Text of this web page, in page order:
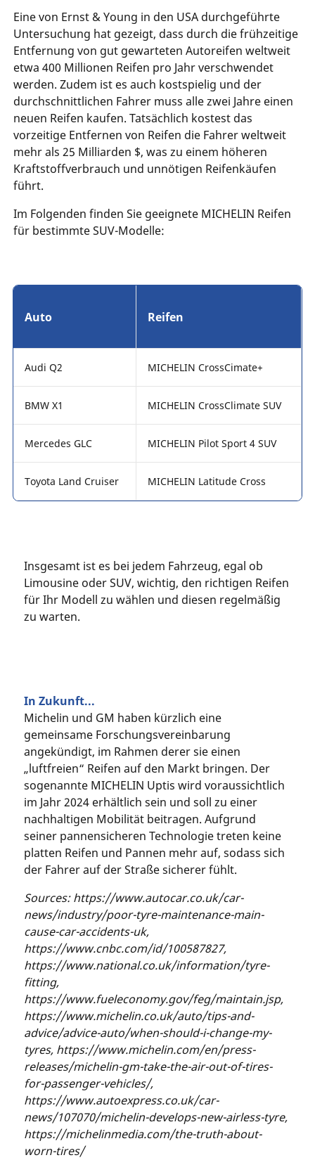
Eine von Ernst & Young in den USA durchgeführte
Untersuchung hat gezeigt, dass durch die frühzeitige
Entfernung von gut gewarteten Autoreifen weltweit
etwa 400 Millionen Reifen pro Jahr verschwendet
werden. Zudem ist es auch kostspielig und der
durchschnittlichen Fahrer muss alle zwei Jahre einen
neuen Reifen kaufen. Tatsächlich kostest das
vorzeitige Entfernen von Reifen die Fahrer weltweit
mehr als 25 Milliarden $, was zu einem höheren
Kraftstoffverbrauch und unnötigen Reifenkäufen
führt.
Im Folgenden finden Sie geeignete MICHELIN Reifen
für bestimmte SUV-Modelle:
Auto Reifen
Audi Q2 MICHELIN CrossCimate+
BMW X1 MICHELIN CrossClimate SUV
Mercedes GLC MICHELIN Pilot Sport 4 SUV
Toyota Land Cruiser MICHELIN Latitude Cross
Insgesamt ist es bei jedem Fahrzeug, egal ob
Limousine oder SUV, wichtig, den richtigen Reifen
für Ihr Modell zu wählen und diesen regelmäßig
zu warten.
In Zukunft...
Michelin und GM haben kürzlich eine
gemeinsame Forschungsvereinbarung
angekündigt, im Rahmen derer sie einen
„luftfreien“ Reifen auf den Markt bringen. Der
sogenannte MICHELIN Uptis wird voraussichtlich
im Jahr 2024 erhältlich sein und soll zu einer
nachhaltigen Mobilität beitragen. Aufgrund
seiner pannensicheren Technologie treten keine
platten Reifen und Pannen mehr auf, sodass sich
der Fahrer auf der Straße sicherer fühlt.
Sources: https://www.autocar.co.uk/car-
news/industry/poor-tyre-maintenance-main-
cause-car-accidents-uk,
https://www.cnbc.com/id/100587827,
https://www.national.co.uk/information/tyre-
fitting,
https://www.fueleconomy.gov/feg/maintain.jsp,
https://www.michelin.co.uk/auto/tips-and-
advice/advice-auto/when-should-i-change-my-
tyres, https://www.michelin.com/en/press-
releases/michelin-gm-take-the-air-out-of-tires-
for-passenger-vehicles/,
https://www.autoexpress.co.uk/car-
news/107070/michelin-develops-new-airless-tyre,
https://michelinmedia.com/the-truth-about-
worn-tires/